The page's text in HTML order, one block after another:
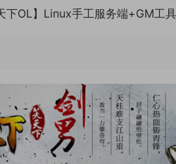
下OL】Linux手工服务端+GM工